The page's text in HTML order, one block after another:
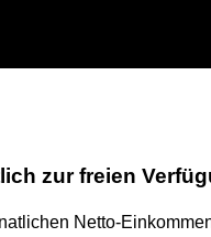
zur freien
Netto-